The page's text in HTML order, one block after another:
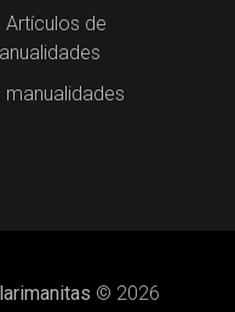
Artículos de
manualidades
© 2026